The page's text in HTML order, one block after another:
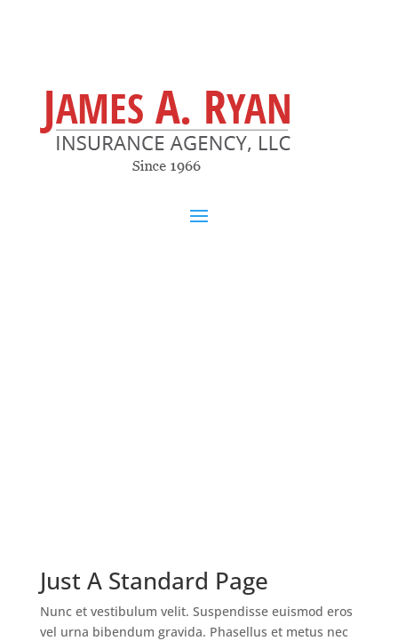
Just A Standard Page
Nunc et vestibulum velit. Suspendisse euismod eros
vel urna bibendum gravida. Phasellus et metus nec